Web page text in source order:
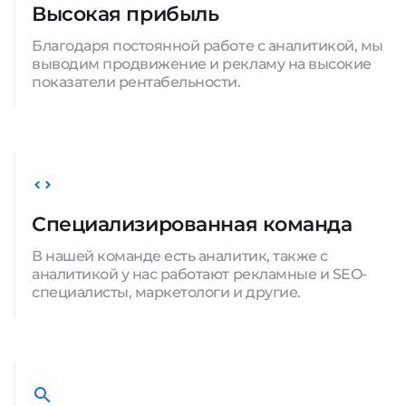
Высокая прибыль
Благодаря постоянной работе с аналитикой, мы
выводим продвижение и рекламу на высокие
показатели рентабельности.
Специализированная команда
В нашей команде есть аналитик, также с
аналитикой у нас работают рекламные и SEO-
специалисты, маркетологи и другие.